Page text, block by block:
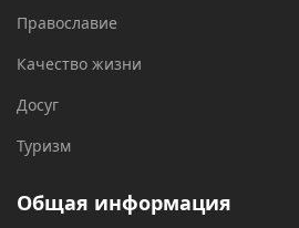
Православие
Качество жизни
Досуг
Туризм
Общая информация